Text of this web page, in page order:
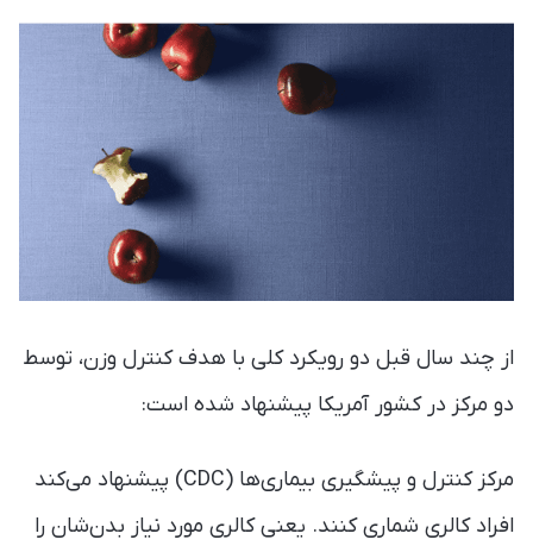
از چند سال قبل دو رویکرد کلی با هدف کنترل وزن، توسط
دو مرکز در کشور آمریکا پیشنهاد شده است:
مرکز کنترل و پیشگیری بیماری‌ها (CDC) پیشنهاد می‌کند
افراد کالری شماری کنند. یعنی کالری مورد نیاز بدن‌شان را